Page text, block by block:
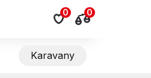
0 0
Karavany